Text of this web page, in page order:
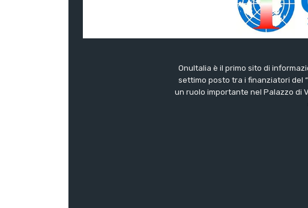
OnuItalia è il primo sito di
settimo posto tra i finanziatori del
un ruolo importante nel Palazzo di